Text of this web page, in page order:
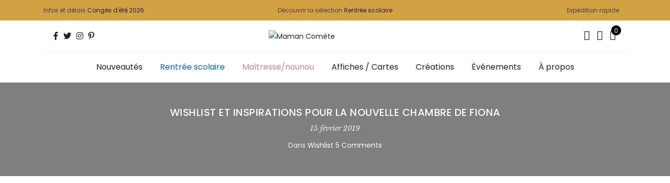
Infos et délais Congés d'été 2026 Découvrir la sélection Rentrée scolaire Expédition rapide
0
Nouveautés Rentrée scolaire Maîtresse/nounou Affiches / Cartes Créations Événements À propos
WISHLIST ET INSPIRATIONS POUR LA NOUVELLE CHAMBRE DE FIONA
15 février 2019
Dans Wishlist 5 Comments